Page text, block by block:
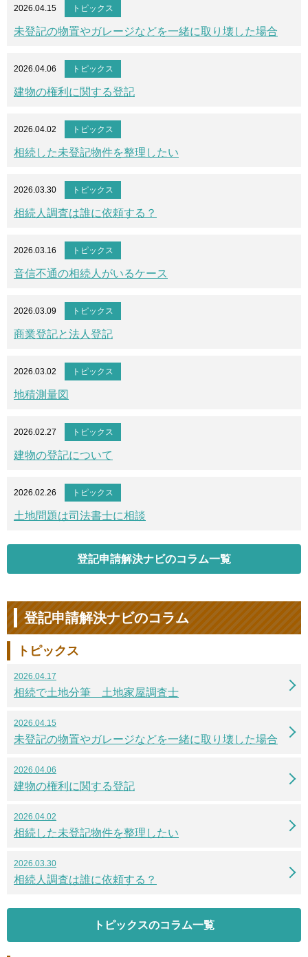
2026.04.15 トピックス
未登記の物置やガレージなどを一緒に取り壊した場合
2026.04.06 トピックス
建物の権利に関する登記
2026.04.02 トピックス
相続した未登記物件を整理したい
2026.03.30 トピックス
相続人調査は誰に依頼する？
2026.03.16 トピックス
音信不通の相続人がいるケース
2026.03.09 トピックス
商業登記と法人登記
2026.03.02 トピックス
地積測量図
2026.02.27 トピックス
建物の登記について
2026.02.26 トピックス
土地問題は司法書士に相談
登記申請解決ナビのコラム一覧
登記申請解決ナビのコラム
トピックス
2026.04.17
相続で土地分筆 土地家屋調査士
2026.04.15
未登記の物置やガレージなどを一緒に取り壊した場合
2026.04.06
建物の権利に関する登記
2026.04.02
相続した未登記物件を整理したい
2026.03.30
相続人調査は誰に依頼する？
トピックスのコラム一覧